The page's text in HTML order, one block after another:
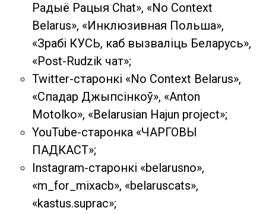
Радыё Рацыя Chat», «No Context
Belarus», «Инклюзивная Польша»,
«Зрабi КУСЬ, каб вызвалiць Беларусь»,
«Post-Rudzik чат»;
Twitter-старонкі «Nо Context Belarus»,
«Спадар Джыпсiнкоў», «Аnton
Motolko», «Belarusian Најun project»;
YouTube-старонка «ЧАРГОВЫ
ПАДКАСТ»;
Instagram-старонкі «belarusno»,
«m_for_mixacb», «belaruscats»,
«kastus.suprac»;